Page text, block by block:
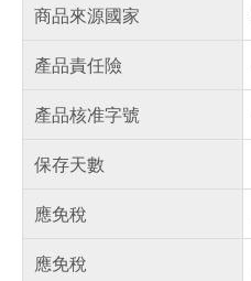
商品來源國家
產品責任險
產品核准字號
保存天數
應免稅
應免稅